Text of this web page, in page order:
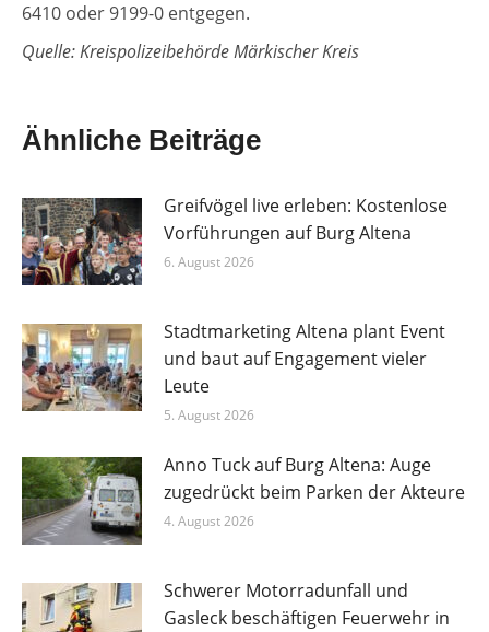
6410 oder 9199-0 entgegen.
Quelle: Kreispolizeibehörde Märkischer Kreis
Ähnliche Beiträge
Greifvögel live erleben: Kostenlose
Vorführungen auf Burg Altena
6. August 2026
Stadtmarketing Altena plant Event
und baut auf Engagement vieler
Leute
5. August 2026
Anno Tuck auf Burg Altena: Auge
zugedrückt beim Parken der Akteure
4. August 2026
Schwerer Motorradunfall und
Gasleck beschäftigen Feuerwehr in